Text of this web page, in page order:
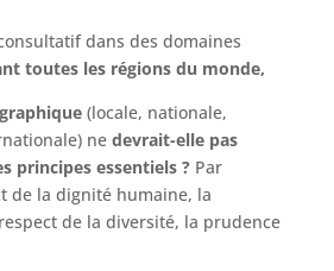
dans des domaines
toutes les régions du monde,
(locale, nationale,
ne devrait-elle pas
principes essentiels ?Par
de la dignité humaine, la
de la diversité, la prudence